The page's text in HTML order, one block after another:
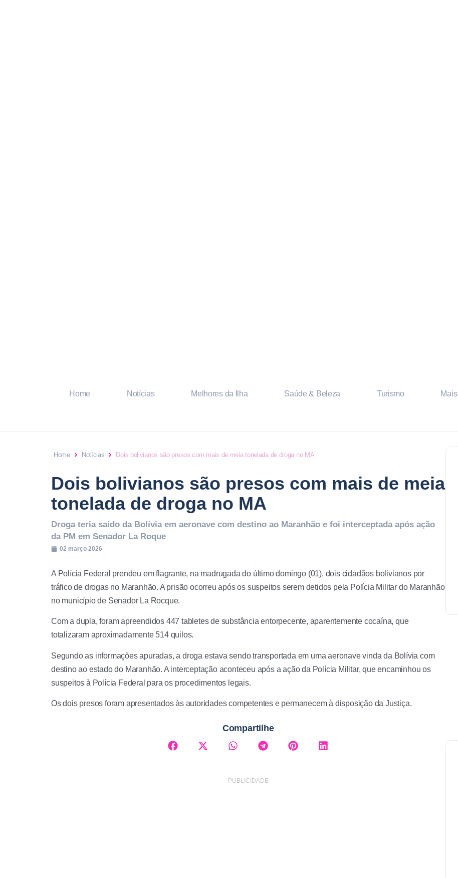
Home Notícias Melhores da Ilha Saúde & Beleza Turismo Mais
Home Notícias Dois bolivianos são presos com mais de meia tonelada de droga no MA
Dois bolivianos são presos com mais de meia
tonelada de droga no MA
Droga teria saído da Bolívia em aeronave com destino ao Maranhão e foi interceptada após ação
da PM em Senador La Roque
02 março 2026
A Polícia Federal prendeu em flagrante, na madrugada do último domingo (01), dois cidadãos bolivianos por
tráfico de drogas no Maranhão. A prisão ocorreu após os suspeitos serem detidos pela Polícia Militar do Maranhão
no município de Senador La Rocque.
Com a dupla, foram apreendidos 447 tabletes de substância entorpecente, aparentemente cocaína, que
totalizaram aproximadamente 514 quilos.
Segundo as informações apuradas, a droga estava sendo transportada em uma aeronave vinda da Bolívia com
destino ao estado do Maranhão. A interceptação aconteceu após a ação da Polícia Militar, que encaminhou os
suspeitos à Polícia Federal para os procedimentos legais.
Os dois presos foram apresentados às autoridades competentes e permanecem à disposição da Justiça.
Compartilhe
- PUBLICIDADE -